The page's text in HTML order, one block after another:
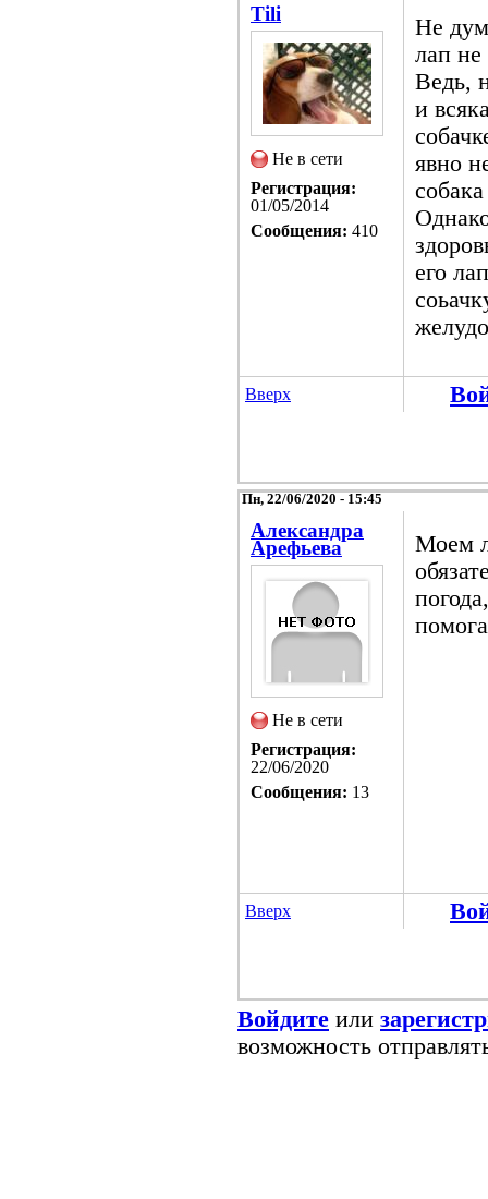
Tili
Не в сети
Регистрация:
01/05/2014
Сообщения: 410
Не
лап не
Ведь,
и
явно
его
Вверх
Пн, 22/06/2020 - 15:45
Александра
Арефьева
Не в сети
Регистрация:
22/06/2020
Сообщения: 13
Моем
Вверх
Войдите или
возможность